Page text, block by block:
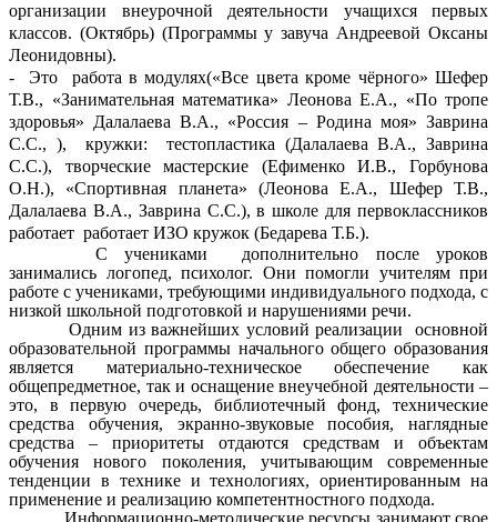
организации внеурочной деятельности учащихся первых
классов. (Октябрь) (Программы у завуча Андреевой Оксаны
Леонидовны).
-
Это работа в модулях(«Все цвета кроме чёрного» Шефер
Т.В., «Занимательная математика» Леонова Е.А., «По тропе
здоровья» Далалаева В.А., «Россия – Родина моя» Заврина
С.С., ), кружки: тестопластика (Далалаева В.А., Заврина
С.С.), творческие мастерские (Ефименко И.В., Горбунова
О.Н.), «Спортивная планета» (Леонова Е.А., Шефер Т.В.,
Далалаева В.А., Заврина С.С.), в школе для первоклассников
работает работает ИЗО кружок (Бедарева Т.Б.).
С учениками дополнительно после уроков
занимались логопед, психолог. Они помогли учителям при
работе с учениками, требующими индивидуального подхода, с
низкой школьной подготовкой и нарушениями речи.
Одним из важнейших условий реализации основной
образовательной программы начального общего образования
является материально-техническое обеспечение как
общепредметное, так и оснащение внеучебной деятельности –
это, в первую очередь, библиотечный фонд, технические
средства обучения, экранно-звуковые пособия, наглядные
средства – приоритеты отдаются средствам и объектам
обучения нового поколения, учитывающим современные
тенденции в технике и технологиях, ориентированным на
применение и реализацию компетентностного подхода.